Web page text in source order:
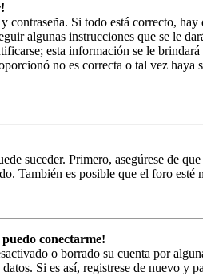
contraseña. Si todo está correcto,
algunas instrucciones que se le
esta información se le
no es correcta o tal vez
suceder. Primero, asegúrese de
También es posible que el foro
conectarme!
o borrado su cuenta por
Si es así, registrese de nuevo y